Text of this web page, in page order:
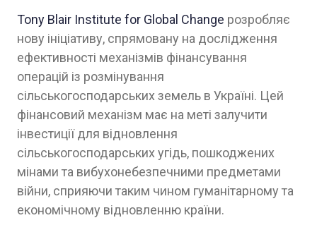
Tony Blair Institute for Global Change розробляє
нову ініціативу, спрямовану на дослідження
ефективності механізмів фінансування
операцій із розмінування
сільськогосподарських земель в Україні. Цей
фінансовий механізм має на меті залучити
інвестиції для відновлення
сільськогосподарських угідь, пошкоджених
мінами та вибухонебезпечними предметами
війни, сприяючи таким чином гуманітарному та
економічному відновленню країни.